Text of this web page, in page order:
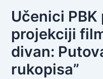
Učenici
projekciji
divan:
rukopisa”